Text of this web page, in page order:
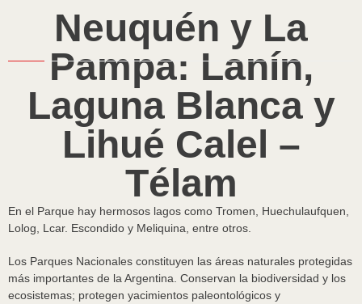
Neuquén y La
Pampa: Lanín,
Laguna Blanca y
Lihué Calel –
Télam
En el Parque hay hermosos lagos como Tromen, Huechulaufquen,
Lolog, Lcar. Escondido y Meliquina, entre otros.
Los Parques Nacionales constituyen las áreas naturales protegidas
más importantes de la Argentina. Conservan la biodiversidad y los
ecosistemas; protegen yacimientos paleontológicos y